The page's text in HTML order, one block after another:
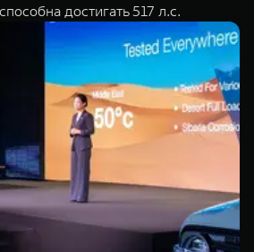
достигать 517 л.с.